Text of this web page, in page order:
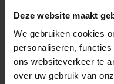
Deze website maakt
We gebruiken cookies
personaliseren,
ons websiteverkeer te
over uw gebruik van
Lengte:
17.900 mm
Liggerlengte:
2.700 mm